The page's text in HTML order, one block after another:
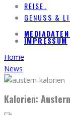
REISE.
GENUSS &
IMPRESSUM
Home
News
Kalorien: